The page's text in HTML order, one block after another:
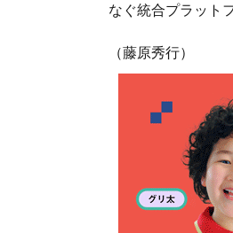
なぐ統合プラット
（藤原秀行）